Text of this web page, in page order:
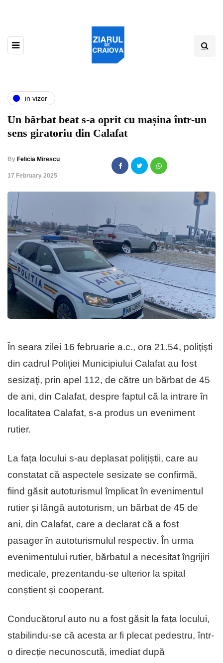
in vizor
Un bărbat beat s-a oprit cu mașina într-un
sens giratoriu din Calafat
By Felicia Mirescu
,17 February 2025
În seara zilei 16 februarie a.c., ora 21.54, poliţişti
din cadrul Poliției Municipiului Calafat au fost
sesizaţi, prin apel 112, de către un bărbat de 45
de ani, din Calafat, despre faptul că la intrare în
localitatea Calafat, s-a produs un eveniment
rutier.
La fața locului s-au deplasat polițiștii, care au
constatat că aspectele sesizate se confirmă,
fiind găsit autoturismul împlicat în evenimentul
rutier și lângă autoturism, un bărbat de 45 de
ani, din Calafat, care a declarat că a fost
pasager în autoturismulul respectiv. În urma
evenimentului rutier, bărbatul a necesitat îngrijiri
medicale, prezentandu-se ulterior la spital
conștient și cooperant.
Conducătorul auto nu a fost găsit la fața locului,
stabilindu-se că acesta ar fi plecat pedestru, într-
o direcție necunoscută, imediat după